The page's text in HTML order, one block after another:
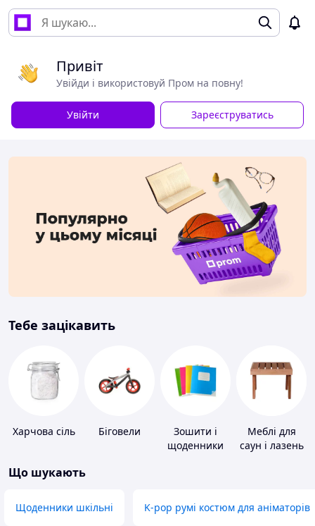
Привіт
Увійди і використовуй Пром на повну!
Увійти Зареєструватись
Тебе зацікавить
Харчова сіль Біговели
Зошити і
щоденники
Меблі для
саун і лазень
Що шукають
Щоденники шкільні K-pop румі костюм для аніматорів